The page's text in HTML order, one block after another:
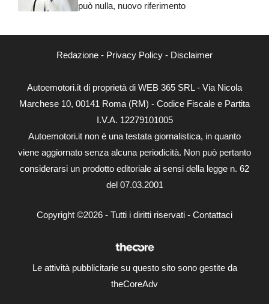
può nulla, nuovo riferimento
Redazione - Privacy Policy - Disclaimer
Autoemotori.it di proprietà di WEB 365 SRL - Via Nicola
Marchese 10, 00141 Roma (RM) - Codice Fiscale e Partita
I.V.A. 12279101005
Autoemotori.it non è una testata giornalistica, in quanto
viene aggiornato senza alcuna periodicità. Non può pertanto
considerarsi un prodotto editoriale ai sensi della legge n. 62
del 07.03.2001
Copyright ©2026 - Tutti i diritti riservati - Contattaci
Le attività pubblicitarie su questo sito sono gestite da
theCoreAdv